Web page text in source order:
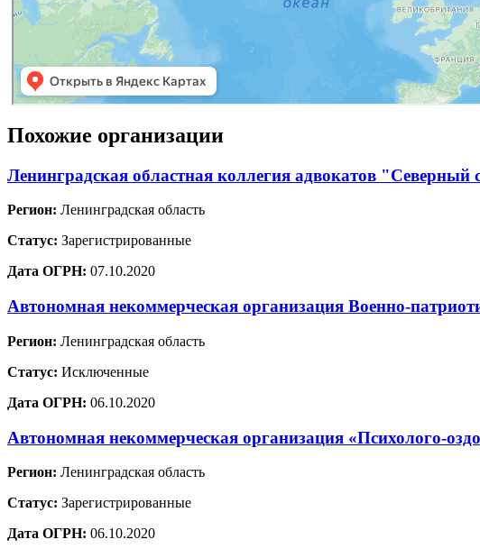
Похожие организации
Ленинградская областная коллегия адвокатов "Северный
Регион: Ленинградская область
Статус: Зарегистрированные
Дата ОГРН: 07.10.2020
Автономная некоммерческая организация Военно-
Регион: Ленинградская область
Статус: Исключенные
Дата ОГРН: 06.10.2020
Автономная некоммерческая организация «Психолого-
Регион: Ленинградская область
Статус: Зарегистрированные
Дата ОГРН: 06.10.2020